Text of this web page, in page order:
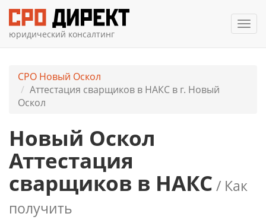
юридический консалтинг
СРО Новый Оскол
Аттестация сварщиков в НАКС в г. Новый
Оскол
Новый Оскол
Аттестация
сварщиков в НАКС / Как
получить